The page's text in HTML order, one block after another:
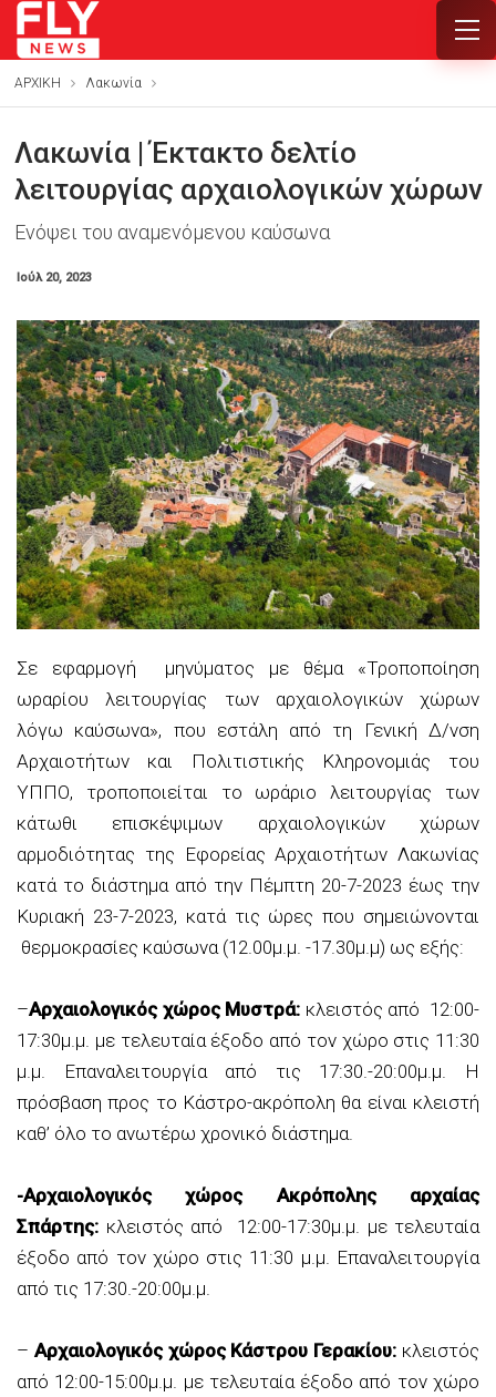
ΑΡΧΙΚΗ Λακωνία
Λακωνία | Έκτακτο δελτίο
λειτουργίας αρχαιολογικών χώρων
Ενόψει του αναμενόμενου καύσωνα
Ιούλ 20, 2023
Σε εφαρμογή μηνύματος με θέμα «Τροποποίηση
ωραρίου λειτουργίας των αρχαιολογικών χώρων
λόγω καύσωνα», που εστάλη από τη Γενική Δ/νση
Αρχαιοτήτων και Πολιτιστικής Κληρονομιάς του
ΥΠΠΟ, τροποποιείται το ωράριο λειτουργίας των
κάτωθι επισκέψιμων αρχαιολογικών χώρων
αρμοδιότητας της Εφορείας Αρχαιοτήτων Λακωνίας
κατά το διάστημα από την Πέμπτη 20-7-2023 έως την
Κυριακή 23-7-2023, κατά τις ώρες που σημειώνονται
θερμοκρασίες καύσωνα (12.00μ.μ. -17.30μ.μ) ως εξής:
–Αρχαιολογικός χώρος Μυστρά: κλειστός από 12:00-
17:30μ.μ. με τελευταία έξοδο από τον χώρο στις 11:30
μ.μ. Επαναλειτουργία από τις 17:30.-20:00μ.μ. Η
πρόσβαση προς το Κάστρο-ακρόπολη θα είναι κλειστή
καθ’ όλο το ανωτέρω χρονικό διάστημα.
-Αρχαιολογικός χώρος Ακρόπολης αρχαίας
Σπάρτης: κλειστός από 12:00-17:30μ.μ. με τελευταία
έξοδο από τον χώρο στις 11:30 μ.μ. Επαναλειτουργία
από τις 17:30.-20:00μ.μ.
– Αρχαιολογικός χώρος Κάστρου Γερακίου: κλειστός
από 12:00-15:00μ.μ. με τελευταία έξοδο από τον χώρο